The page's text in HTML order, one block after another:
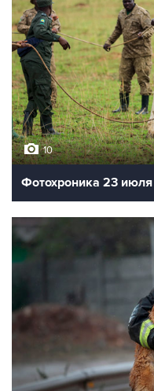
10
Фотохроника 23 июля